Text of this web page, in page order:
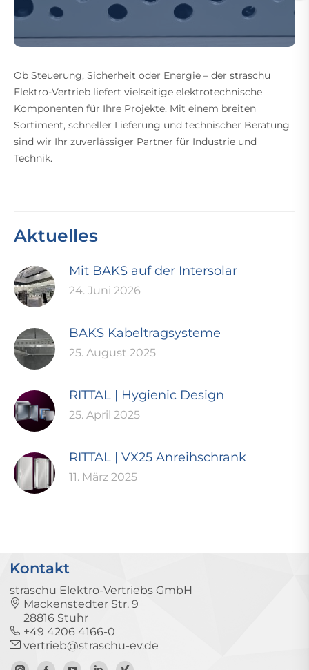
Ob Steuerung, Sicherheit oder Energie – der straschu
Elektro-Vertrieb liefert vielseitige elektrotechnische
Komponenten für Ihre Projekte. Mit einem breiten
Sortiment, schneller Lieferung und technischer Beratung
sind wir Ihr zuverlässiger Partner für Industrie und
Technik.
Aktuelles
Mit BAKS auf der Intersolar
24. Juni 2026
BAKS Kabeltragsysteme
25. August 2025
RITTAL | Hygienic Design
25. April 2025
RITTAL | VX25 Anreihschrank
11. März 2025
Kontakt
straschu Elektro-Vertriebs GmbH
Mackenstedter Str. 9
28816 Stuhr
+49 4206 4166-0
vertrieb@straschu-ev.de